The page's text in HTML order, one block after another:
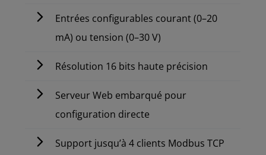
Entrées configurables courant (0–20
mA) ou tension (0–30 V)
Résolution 16 bits haute précision
Serveur Web embarqué pour
configuration directe
Support jusqu’à 4 clients Modbus TCP